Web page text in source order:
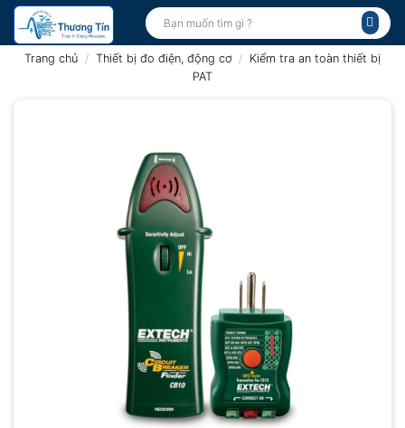
Bỏ
qua
Tìm
kiếm:
Trang chủ / Thiết bị đo điện, động cơ / Kiểm tra an toàn thiết bị
PAT